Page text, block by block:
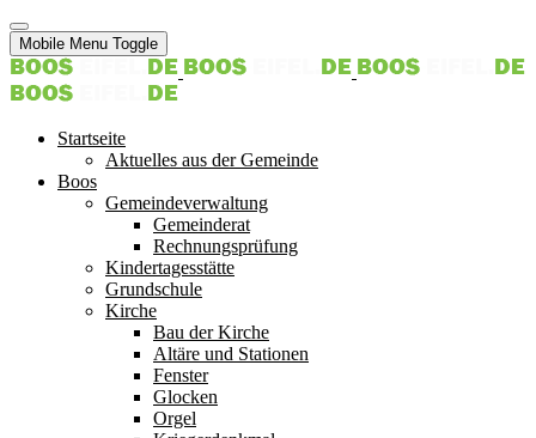
Mobile Menu Toggle
Startseite
Aktuelles aus der Gemeinde
Boos
Gemeindeverwaltung
Gemeinderat
Rechnungsprüfung
Kindertagesstätte
Grundschule
Kirche
Bau der Kirche
Altäre und Stationen
Fenster
Glocken
Orgel